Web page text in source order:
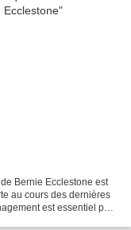
Bernie Ecclestone est
au cours des dernières
est essentiel pour